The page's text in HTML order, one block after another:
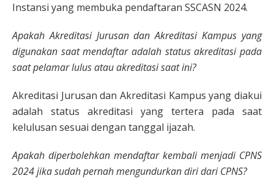
Instansi yang membuka pendaftaran SSCASN 2024.
Apakah Akreditasi Jurusan dan Akreditasi Kampus yang
digunakan saat mendaftar adalah status akreditasi pada
saat pelamar lulus atau akreditasi saat ini?
Akreditasi Jurusan dan Akreditasi Kampus yang diakui
adalah status akreditasi yang tertera pada saat
kelulusan sesuai dengan tanggal ijazah.
Apakah diperbolehkan mendaftar kembali menjadi CPNS
2024 jika sudah pernah mengundurkan diri dari CPNS?